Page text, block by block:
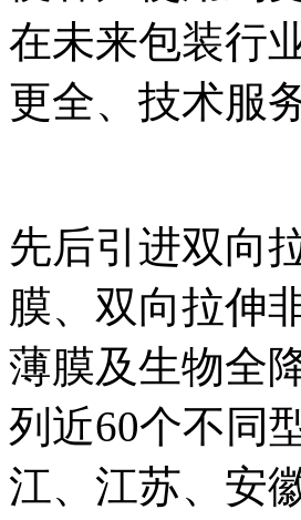
在未来包装行
更全、技术服
先后引进双向
膜、双向拉伸
薄膜及生物全
列近60个不同
江、江苏、安